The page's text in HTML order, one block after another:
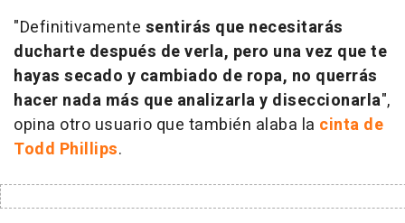
"Definitivamente sentirás que necesitarás
ducharte después de verla, pero una vez que te
hayas secado y cambiado de ropa, no querrás
hacer nada más que analizarla y diseccionarla",
opina otro usuario que también alaba la cinta de
Todd Phillips.